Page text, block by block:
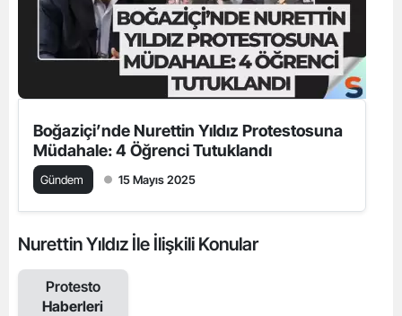
Boğaziçi’nde Nurettin Yıldız Protestosuna
Müdahale: 4 Öğrenci Tutuklandı
Gündem 15 Mayıs 2025
Nurettin Yıldız İle İlişkili Konular
Protesto
Haberleri